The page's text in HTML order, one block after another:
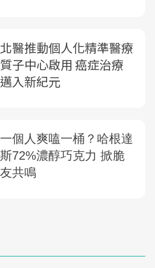
北醫推動個人化精準醫療
質子中心啟用 癌症治療
邁入新紀元